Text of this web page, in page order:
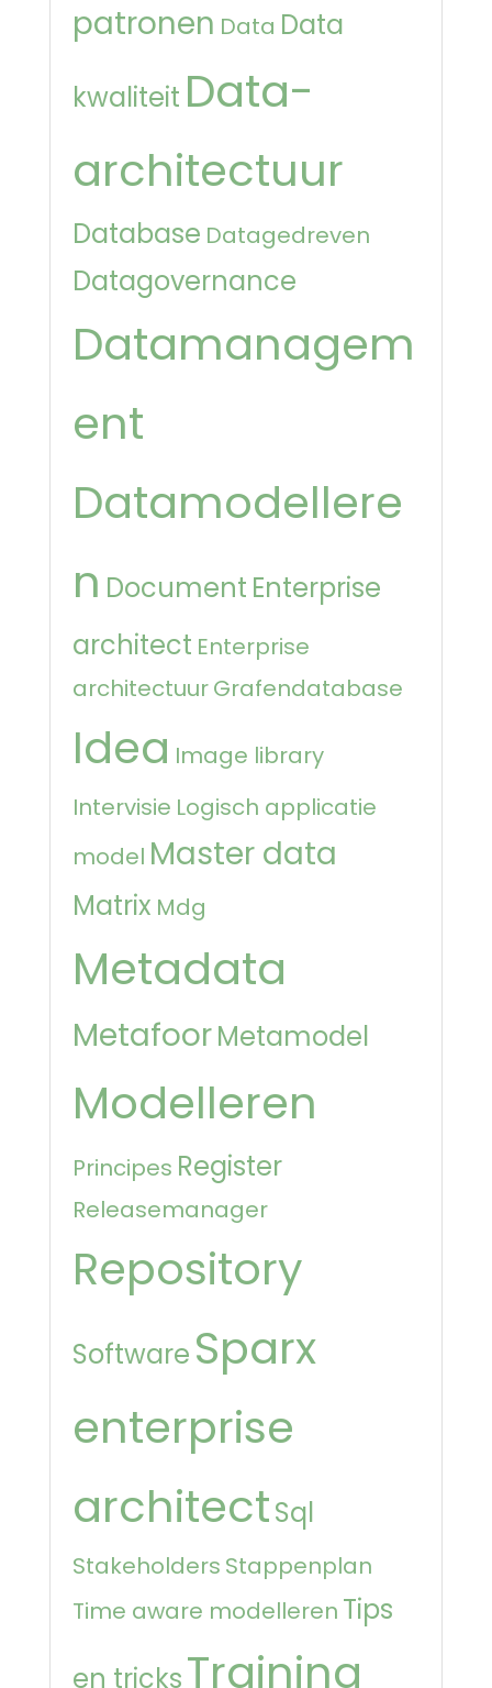
patronen Data Data
kwaliteit Data-
architectuur
Database Datagedreven
Datagovernance
Datamanagem
ent
Datamodellere
n Document Enterprise
architect Enterprise
architectuurGrafendatabase
Idea Image library
Intervisie Logisch applicatie
model Master data
Matrix Mdg
Metadata
MetafoorMetamodel
Modelleren
Principes Register
Releasemanager
Repository
Software Sparx
enterprise
architectSql
Stakeholders Stappenplan
Time aware modelleren Tips
en tricksTraining